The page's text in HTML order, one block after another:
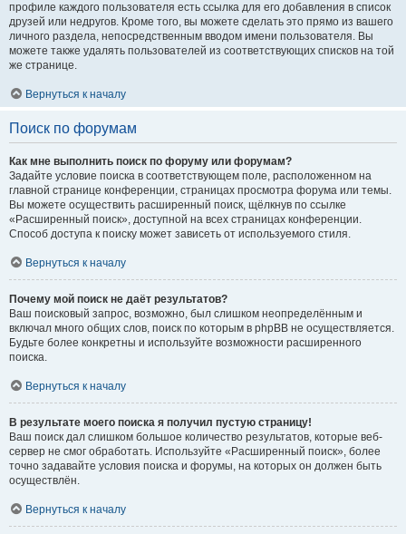
профиле каждого пользователя есть ссылка для его добавления в список
друзей или недругов. Кроме того, вы можете сделать это прямо из вашего
личного раздела, непосредственным вводом имени пользователя. Вы
можете также удалять пользователей из соответствующих списков на той
же странице.
Вернуться к началу
Поиск по форумам
Как мне выполнить поиск по форуму или форумам?
Задайте условие поиска в соответствующем поле, расположенном на
главной странице конференции, страницах просмотра форума или темы.
Вы можете осуществить расширенный поиск, щёлкнув по ссылке
«Расширенный поиск», доступной на всех страницах конференции.
Способ доступа к поиску может зависеть от используемого стиля.
Вернуться к началу
Почему мой поиск не даёт результатов?
Ваш поисковый запрос, возможно, был слишком неопределённым и
включал много общих слов, поиск по которым в phpBB не осуществляется.
Будьте более конкретны и используйте возможности расширенного
поиска.
Вернуться к началу
В результате моего поиска я получил пустую страницу!
Ваш поиск дал слишком большое количество результатов, которые веб-
сервер не смог обработать. Используйте «Расширенный поиск», более
точно задавайте условия поиска и форумы, на которых он должен быть
осуществлён.
Вернуться к началу